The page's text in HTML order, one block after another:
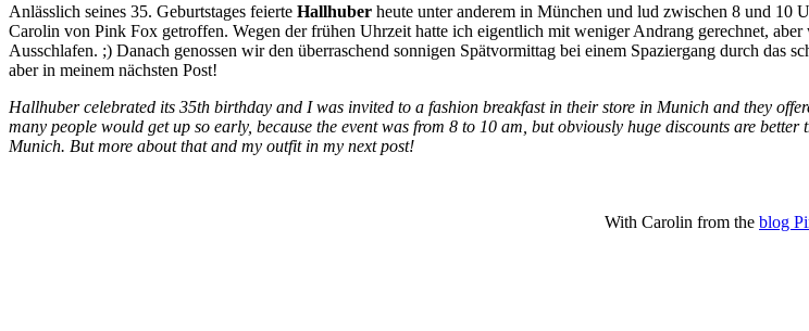
Anlässlich seines 35. Geburtstages feierte Hallhuber heute unter anderem in München und lud zwischen 8 und 10
Carolin von Pink Fox getroffen. Wegen der frühen Uhrzeit hatte ich eigentlich mit weniger Andrang gerechnet,
Ausschlafen. ;) Danach genossen wir den überraschend sonnigen Spätvormittag bei einem Spaziergang durch
aber in meinem nächsten Post!
Hallhuber celebrated its 35th birthday and I was invited to a fashion breakfast in their store in Munich and they
many people would get up so early, because the event was from 8 to 10 am, but obviously huge discounts are
Munich. But more about that and my outfit in my next post!
With Carolin from the blog